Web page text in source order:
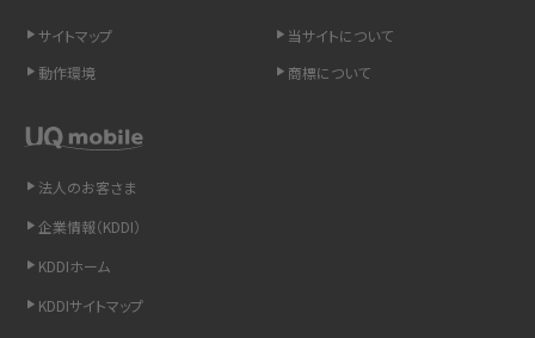
iCloudの使用容量を減らす9つの方法！使用状況の確認手順も紹介
サイトマップ
当サイトについて
動作環境
商標について
法人のお客さま
企業情報（KDDI）
KDDIホーム
KDDIサイトマップ